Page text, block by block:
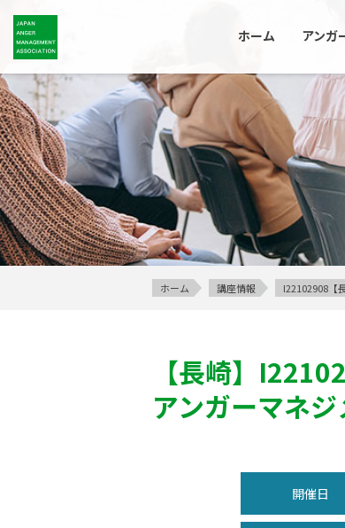
ホーム アンガ
ホーム 講座情報 I22102908【
【長崎】
アンガーマネ
開催日